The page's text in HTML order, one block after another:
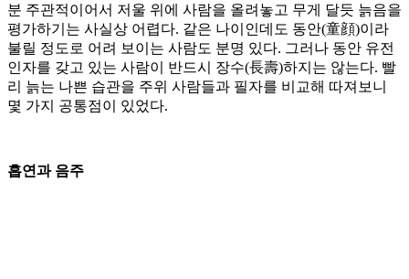
분 주관적이어서 저울 위에 사람을 올려놓고 무게 달듯 늙음을
평가하기는 사실상 어렵다. 같은 나이인데도 동안(童顔)이라
불릴 정도로 어려 보이는 사람도 분명 있다. 그러나 동안 유전
인자를 갖고 있는 사람이 반드시 장수(長壽)하지는 않는다. 빨
리 늙는 나쁜 습관을 주위 사람들과 필자를 비교해 따져보니
몇 가지 공통점이 있었다.
흡연과 음주